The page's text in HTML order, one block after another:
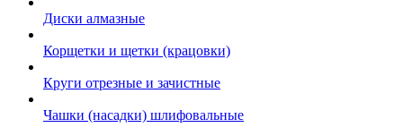
Диски алмазные
Корщетки и щетки (крацовки)
Круги отрезные и зачистные
Чашки (насадки) шлифовальные